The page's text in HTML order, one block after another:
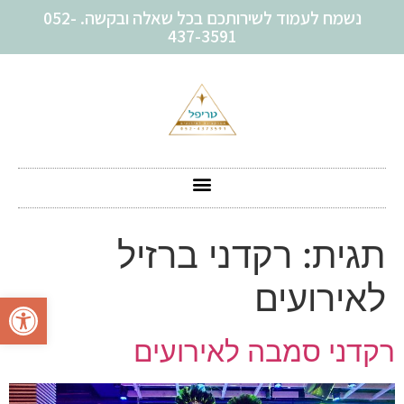
פתח
נשמח לעמוד לשירותכם בכל שאלה ובקשה. 052-
437-3591
תגית: רקדני ברזיל
לאירועים
רקדני סמבה לאירועים